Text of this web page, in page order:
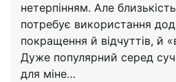
нетерпінням. Але
потребує використання
покращення й відчуттів, й
Дуже популярний серед
для міне…